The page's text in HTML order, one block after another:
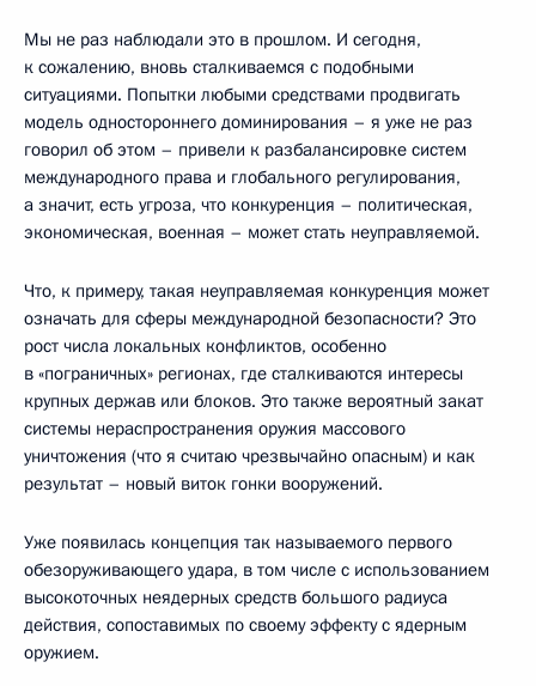
Мы не раз наблюдали это в прошлом. И сегодня,
к сожалению, вновь сталкиваемся с подобными
ситуациями. Попытки любыми средствами продвигать
модель одностороннего доминирования – я уже не раз
говорил об этом – привели к разбалансировке систем
международного права и глобального регулирования,
а значит, есть угроза, что конкуренция – политическая,
экономическая, военная – может стать неуправляемой.
Что, к примеру, такая неуправляемая конкуренция может
означать для сферы международной безопасности? Это
рост числа локальных конфликтов, особенно
в «пограничных» регионах, где сталкиваются интересы
крупных держав или блоков. Это также вероятный закат
системы нераспространения оружия массового
уничтожения (что я считаю чрезвычайно опасным) и как
результат – новый виток гонки вооружений.
Уже появилась концепция так называемого первого
обезоруживающего удара, в том числе с использованием
высокоточных неядерных средств большого радиуса
действия, сопоставимых по своему эффекту с ядерным
оружием.